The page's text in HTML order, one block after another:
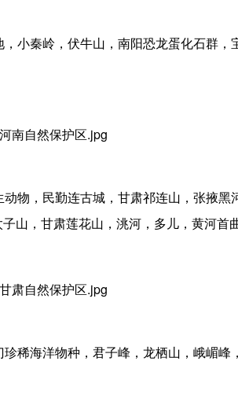
小秦岭，伏牛山，南阳恐龙蛋化石群，
物，民勤连古城，甘肃祁连山，张掖
山，甘肃莲花山，洮河，多儿，黄河首
稀海洋物种，君子峰，龙栖山，峨嵋峰